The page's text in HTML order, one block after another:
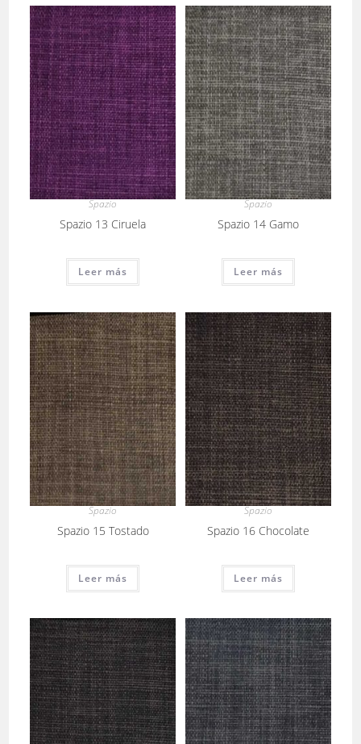
Spazio
Spazio 13 Ciruela
Leer más
Spazio
Spazio 14 Gamo
Leer más
Spazio
Spazio 15 Tostado
Leer más
Spazio
Spazio 16 Chocolate
Leer más